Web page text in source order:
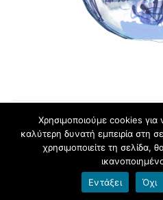
Όροι χρήσης blogs.sch.gr|
Χρησιμοποιούμε cookies
καλύτερη δυνατή εμπειρία στη
χρησιμοποιείτε τη σελίδα,
Εντάξει
Όχι